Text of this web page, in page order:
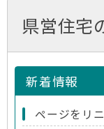
県営住宅
新着情報
ページをリ